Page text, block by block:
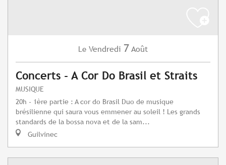
Le Vendredi 7 Août
Concerts - A Cor Do Brasil et Straits
MUSIQUE
20h - 1ère partie : A cor do Brasil Duo de musique
brésilienne qui saura vous emmener au soleil ! Les grands
standards de la bossa nova et de la sam...
Guilvinec